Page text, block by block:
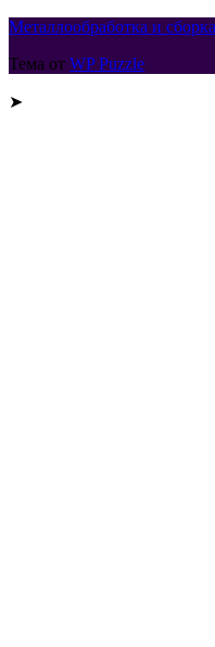
Металлообработка и
Тема от WP Puzzle
➤